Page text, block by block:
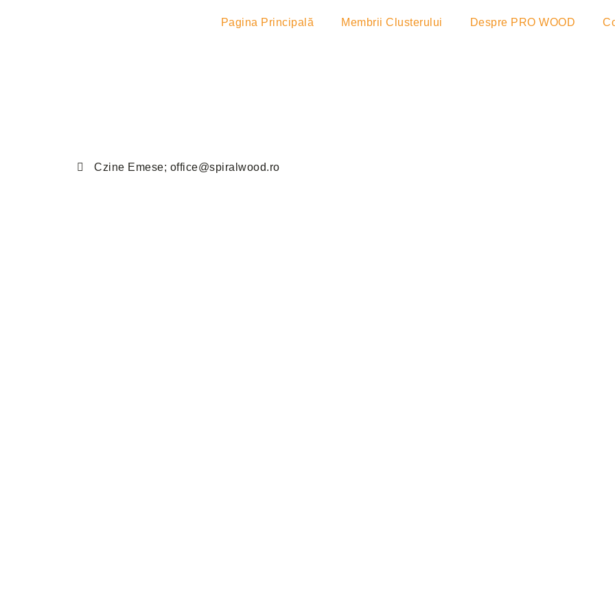
Pagina Principală Membrii Clusterului Despre PRO WOOD
Czine Emese; office@spiralwood.ro